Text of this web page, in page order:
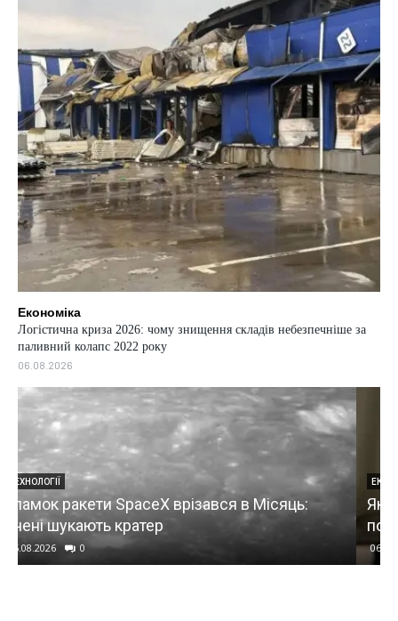
Економіка
Логістична криза 2026: чому знищення складів небезпечніше за
паливний колапс 2022 року
06.08.2026
ЕКОНОМІКА
Як виявляють неякісні бронежилети:
пояснення експертів
06.08.2026 0